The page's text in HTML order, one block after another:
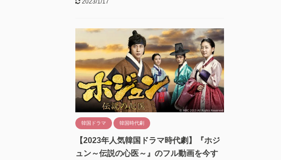
韓国ドラマ 韓国時代劇
【2023年人気韓国ドラマ時代劇】『ホジ
ュン～伝説の心医～』のフル動画を今す